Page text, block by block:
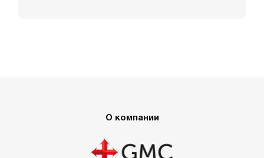
О компании